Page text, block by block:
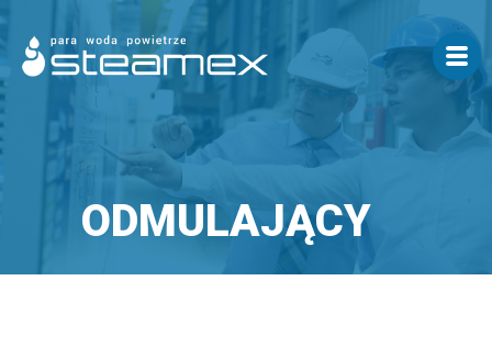
ODMULAJĄCY